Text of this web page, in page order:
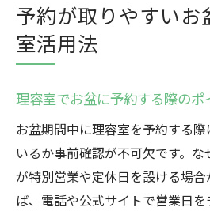
予約が取りやすいお
室活用法
理容室でお盆に予約する際のポ
お盆期間中に理容室を予約する
いるか事前確認が不可欠です。
が特別営業や定休日を設ける場
ば、電話や公式サイトで営業日